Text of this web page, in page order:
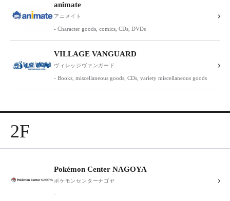
animate
アニメイト
- Character goods, comics, CDs, DVDs
VILLAGE VANGUARD
ヴィレッジヴァンガード
- Books, miscellaneous goods, CDs, variety miscellaneous goods
2F
Pokémon Center NAGOYA
ポケモンセンターナゴヤ
-